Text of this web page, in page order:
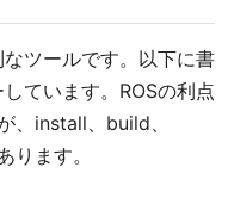
ツールです。以下に書
ています。ROSの利点
、install、build、
ます。